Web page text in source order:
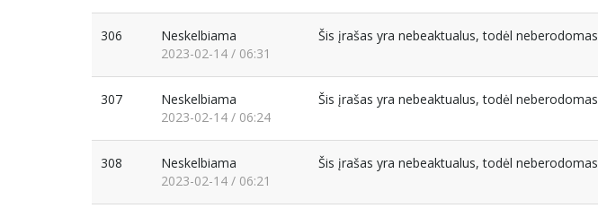
306
Neskelbiama
2023-02-14 / 06:31
Šis įrašas yra nebeaktualus, todėl neberodomas
307
Neskelbiama
2023-02-14 / 06:24
Šis įrašas yra nebeaktualus, todėl neberodomas
308
Neskelbiama
2023-02-14 / 06:21
Šis įrašas yra nebeaktualus, todėl neberodomas